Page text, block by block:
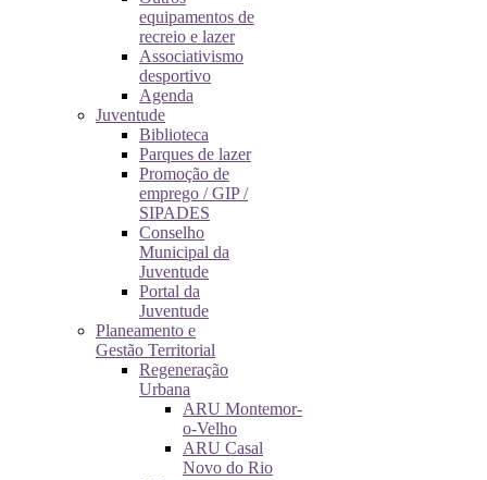
equipamentos de
recreio e lazer
Associativismo
desportivo
Agenda
Juventude
Biblioteca
Parques de lazer
Promoção de
emprego / GIP /
SIPADES
Conselho
Municipal da
Juventude
Portal da
Juventude
Planeamento e
Gestão Territorial
Regeneração
Urbana
ARU Montemor-
o-Velho
ARU Casal
Novo do Rio